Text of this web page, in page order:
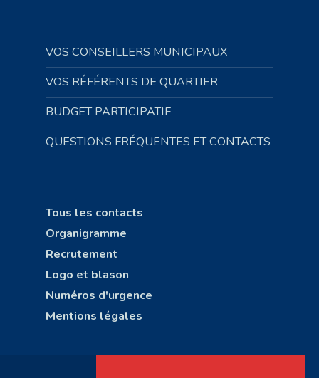
VOS CONSEILLERS MUNICIPAUX
VOS RÉFÉRENTS DE QUARTIER
BUDGET PARTICIPATIF
QUESTIONS FRÉQUENTES ET CONTACTS
Tous les contacts
Organigramme
Recrutement
Logo et blason
Numéros d'urgence
Mentions légales